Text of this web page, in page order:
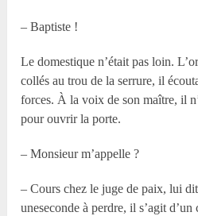
– Baptiste !
Le domestique n’était pas loin.
collés au trou de la serrure, il
forces. À la voix de son maître, il
pour ouvrir la porte.
– Monsieur m’appelle ?
– Cours chez le juge de paix, lui
uneseconde à perdre, il s’agit